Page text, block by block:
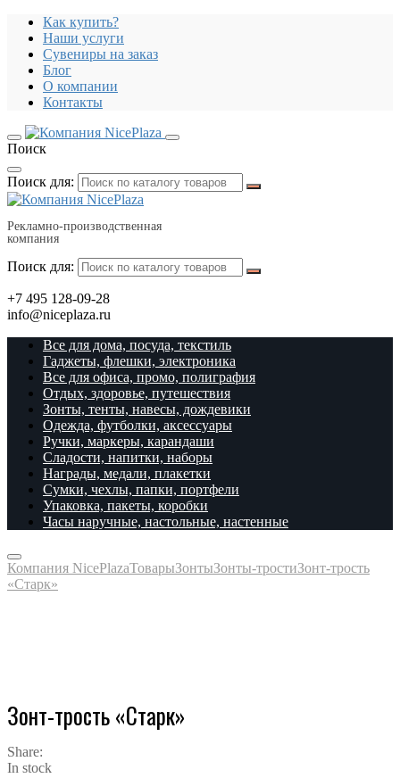
Как купить?
Наши услуги
Сувениры на заказ
Блог
О компании
Контакты
Поиск
Поиск для:
Рекламно-производственная
компания
Поиск для:
+7 495 128-09-28
info@niceplaza.ru
Все для дома, посуда, текстиль
Гаджеты, флешки, электроника
Все для офиса, промо, полиграфия
Отдых, здоровье, путешествия
Зонты, тенты, навесы, дождевики
Одежда, футболки, аксессуары
Ручки, маркеры, карандаши
Сладости, напитки, наборы
Награды, медали, плакетки
Сумки, чехлы, папки, портфели
Упаковка, пакеты, коробки
Часы наручные, настольные, настенные
Компания NicePlazaТоварыЗонтыЗонты-тростиЗонт-трость
«Старк»
Зонт-трость «Старк»
Share:
In stock